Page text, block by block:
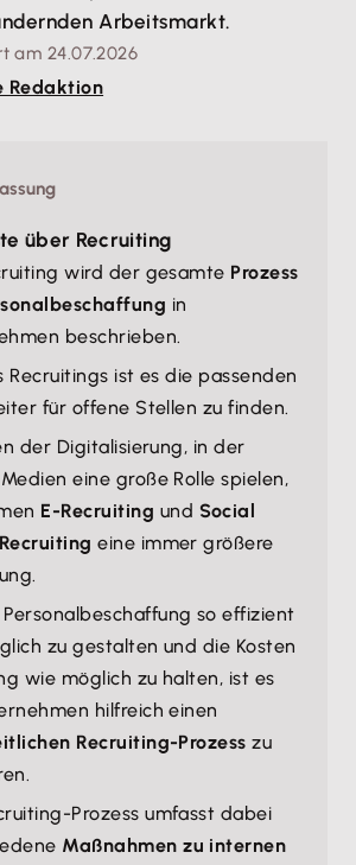
Arbeitsmarkt.
am 24.07.2026
Redaktion
über Recruiting
wird der gesamte Prozess
in
beschrieben.
Recruitings ist es die passenden
für offene Stellen zu finden.
der Digitalisierung, in der
eine große Rolle spielen,
E-Recruiting und Social
eine immer größere
so effizient
zu gestalten und die Kosten
wie möglich zu halten, ist es
hilfreich einen
Recruiting-Prozess zu
Prozess umfasst dabei
Maßnahmen zu internen